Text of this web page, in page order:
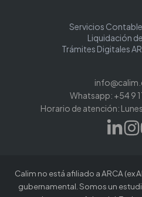
Servicios
Liquidación
Trámites Digitales
Whatsapp: +54 9
Horario de atención: Lunes
Calim no está afiliado a ARCA (ex
gubernamental. Somos un